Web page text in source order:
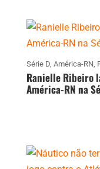
Série D, América-RN,
Ranielle Ribeiro
América-RN na